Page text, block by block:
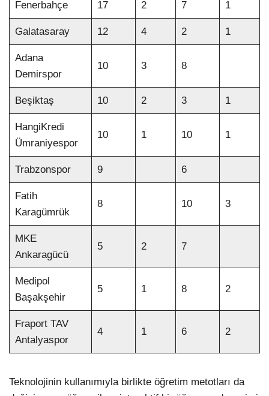
Fenerbahçe 17 2 7 1
Galatasaray 12 4 2 1
Adana
Demirspor
10 3 8
Beşiktaş 10 2 3 1
HangiKredi
Ümraniyespor
10 1 10 1
Trabzonspor 9 6
Fatih
Karagümrük
8 10 3
MKE
Ankaragücü
5 2 7
Medipol
Başakşehir
5 1 8 2
Fraport TAV
Antalyaspor
4 1 6 2
Teknolojinin kullanımıyla birlikte öğretim metotları da